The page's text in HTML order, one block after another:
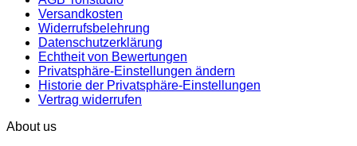
Versandkosten
Widerrufsbelehrung
Datenschutzerklärung
Echtheit von Bewertungen
Privatsphäre-Einstellungen ändern
Historie der Privatsphäre-Einstellungen
Vertrag widerrufen
About us